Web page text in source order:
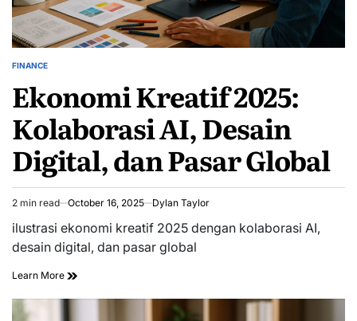
POSTED
FINANCE
Ekonomi Kreatif 2025:
Kolaborasi AI, Desain
Digital, dan Pasar Global
Estimated
read
time
2 min read October 16, 2025 Dylan Taylor
ilustrasi ekonomi kreatif 2025 dengan kolaborasi AI,
desain digital, dan pasar global
Learn More